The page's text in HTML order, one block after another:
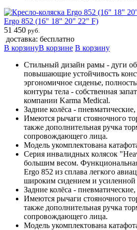
Ergo 852 (16" 18" 20" 22" F)
51 450 руб.
доставка: бесплатно
В корзинуВ корзине В корзину
Стильный дизайн рамы - дуги
повышающие устойчивость
эргономичное сиденье,
контуры тела - собственная
компании Karma Medical.
Задние колёса -
Имеются рычаги стояночного
также дополнительная ручка
сопровождающего лица.
Модель укомплектована
Серия инвалидных колясок
большим весом.
Ergo 852 из сплава легкого
широким сидением и усиленной
Задние колёса -
Имеются рычаги стояночного
также дополнительная ручка
сопровождающего лица.
Модель укомплектована